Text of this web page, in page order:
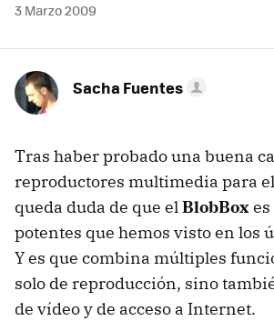
3 Marzo 2009
Sacha Fuentes
Tras haber probado una buena
reproductores multimedia para
queda duda de que elBlobBox
potentes que hemos visto en los
Y es que combina múltiples
solo de reproducción, sino
de vídeo y de acceso a Internet.